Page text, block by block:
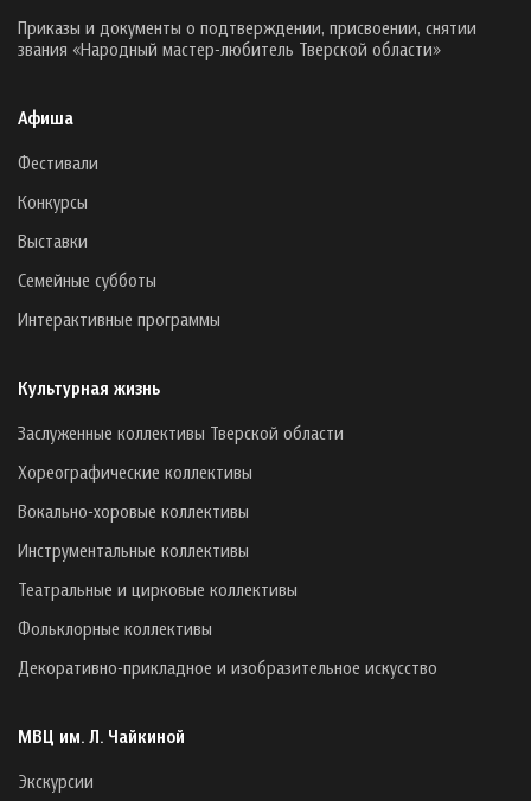
Приказы и документы о подтверждении, присвоении, снятии
звания «Народный мастер-любитель Тверской области»
Афиша
Фестивали
Конкурсы
Выставки
Семейные субботы
Интерактивные программы
Культурная жизнь
Заслуженные коллективы Тверской области
Хореографические коллективы
Вокально-хоровые коллективы
Инструментальные коллективы
Театральные и цирковые коллективы
Фольклорные коллективы
Декоративно-прикладное и изобразительное искусство
МВЦ им. Л. Чайкиной
Экскурсии